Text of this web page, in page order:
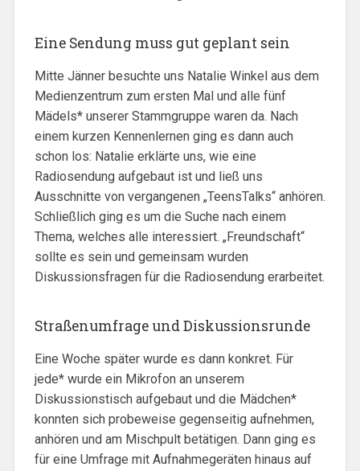
Eine Sendung muss gut geplant sein
Mitte Jänner besuchte uns Natalie Winkel aus dem
Medienzentrum zum ersten Mal und alle fünf
Mädels* unserer Stammgruppe waren da. Nach
einem kurzen Kennenlernen ging es dann auch
schon los: Natalie erklärte uns, wie eine
Radiosendung aufgebaut ist und ließ uns
Ausschnitte von vergangenen „TeensTalks“ anhören.
Schließlich ging es um die Suche nach einem
Thema, welches alle interessiert. „Freundschaft“
sollte es sein und gemeinsam wurden
Diskussionsfragen für die Radiosendung erarbeitet.
Straßenumfrage und Diskussionsrunde
Eine Woche später wurde es dann konkret. Für
jede* wurde ein Mikrofon an unserem
Diskussionstisch aufgebaut und die Mädchen*
konnten sich probeweise gegenseitig aufnehmen,
anhören und am Mischpult betätigen. Dann ging es
für eine Umfrage mit Aufnahmegeräten hinaus auf